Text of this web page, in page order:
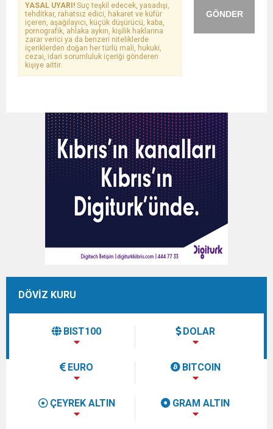
GÖNDER
YASAL UYARI! Suç teşkil edecek, yasadışı,
tehditkar, rahatsız edici, hakaret ve küfür
içeren, aşağılayıcı, küçük düşürücü, kaba,
pornografik, ahlaka aykırı, kişilik haklarına
zarar verici ya da benzeri niteliklerde
içeriklerden doğan her türlü mali, hukuki,
cezai, idari sorumluluk içeriği gönderen
kişiye aittir.
DÖVİZ KURU
BIST100 DOLAR
EURO BITCOIN
ÇEYREK ALTIN GRAM ALTIN